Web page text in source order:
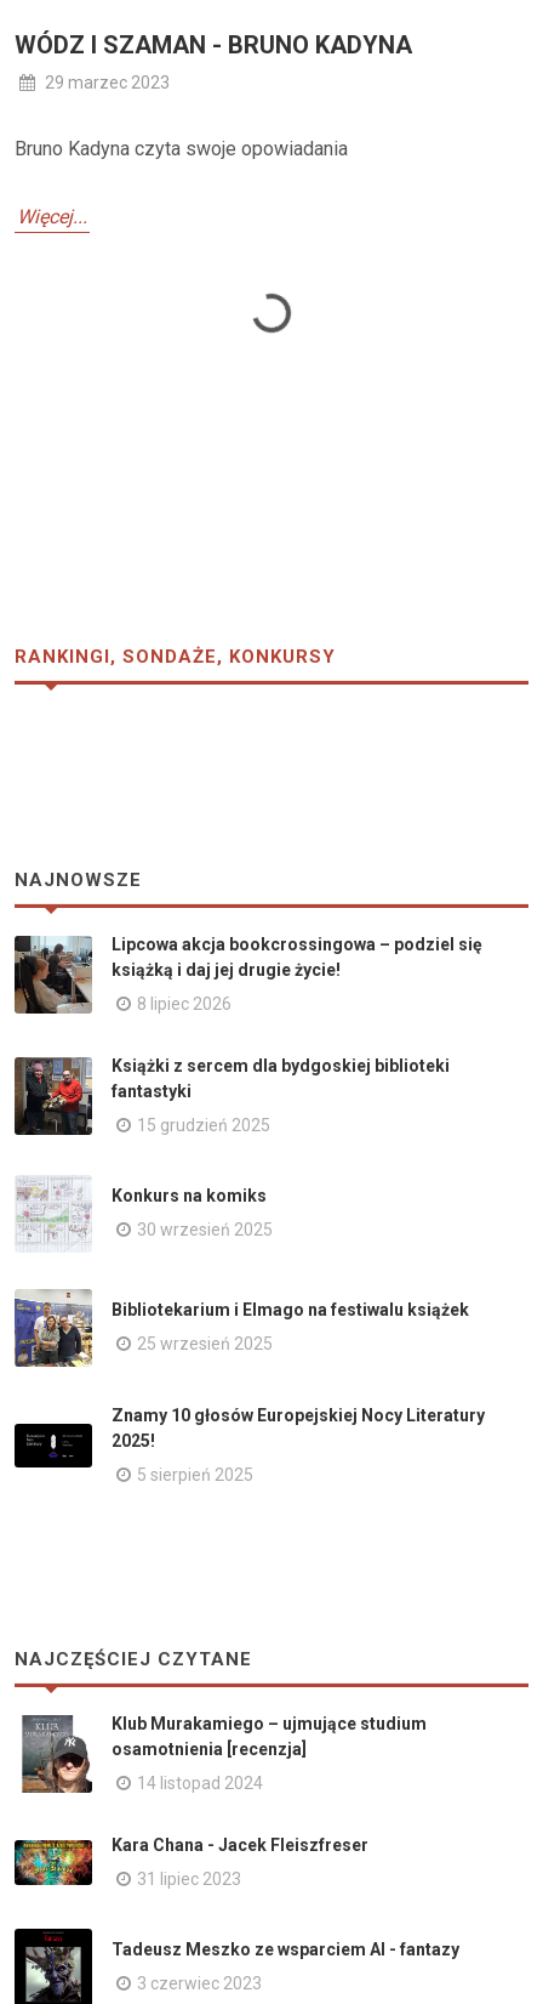
WÓDZ I SZAMAN - BRUNO KADYNA
29 marzec 2023
Bruno Kadyna czyta swoje opowiadania
Więcej...
Loading...
RANKINGI, SONDAŻE, KONKURSY
NAJNOWSZE
Lipcowa akcja bookcrossingowa – podziel się
książką i daj jej drugie życie!
8 lipiec 2026
Książki z sercem dla bydgoskiej biblioteki
fantastyki
15 grudzień 2025
Konkurs na komiks
30 wrzesień 2025
Bibliotekarium i Elmago na festiwalu książek
25 wrzesień 2025
Znamy 10 głosów Europejskiej Nocy Literatury
2025!
5 sierpień 2025
NAJCZĘŚCIEJ CZYTANE
Klub Murakamiego – ujmujące studium
osamotnienia [recenzja]
14 listopad 2024
Kara Chana - Jacek Fleiszfreser
31 lipiec 2023
Tadeusz Meszko ze wsparciem AI - fantazy
3 czerwiec 2023